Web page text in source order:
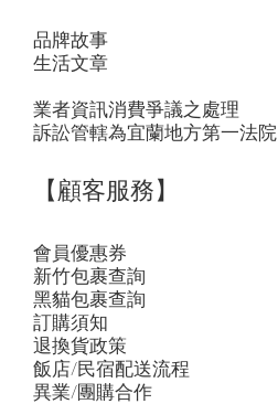
品牌故事
生活文章
業者資訊消費爭議之處理
訴訟管轄為宜蘭地方第一法院
【顧客服務】
會員優惠券
新竹包裹查詢
黑貓包裹查詢
訂購須知
退換貨政策
飯店/民宿配送流程
異業/團購合作